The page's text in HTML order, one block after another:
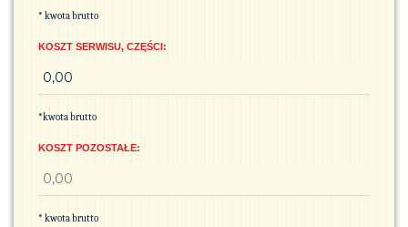
Y
W
* kwota brutto
KOSZT SERWISU, CZĘŚCI:
*kwota brutto
KOSZT POZOSTAŁE:
* kwota brutto